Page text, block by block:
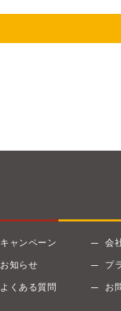
キャンペーン
お知らせ
よくある質問
会
プ
お